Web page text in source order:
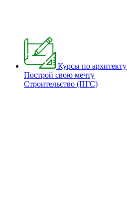
Курсы по
Построй свою мечту
Строительство (ПГС)